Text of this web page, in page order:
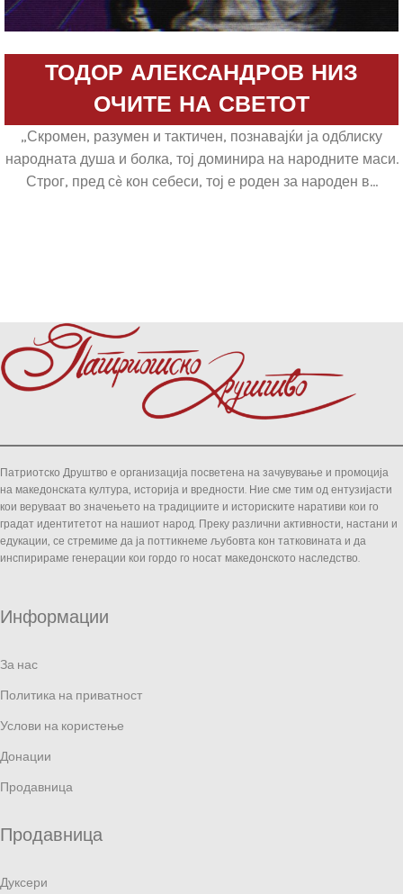
ТОДОР АЛЕКСАНДРОВ НИЗ
ОЧИТЕ НА СВЕТОТ
„Скромен, разумен и тактичен, познавајќи ја одблиску
народната душа и болка, тој доминира на народните маси.
Строг, пред сè кон себеси, тој е роден за народен в...
Патриотско Друштво е организација посветена на зачувување и промоција
на македонската култура, историја и вредности. Ние сме тим од ентузијасти
кои веруваат во значењето на традициите и историските наративи кои го
градат идентитетот на нашиот народ. Преку различни активности, настани и
едукации, се стремиме да ја поттикнеме љубовта кон татковината и да
инспирираме генерации кои гордо го носат македонското наследство.
Информации
За нас
Политика на приватност
Услови на користење
Донации
Продавница
Продавница
Дуксери